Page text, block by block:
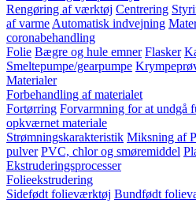
Rengøring af værktøj Centrering
af varme Automatisk indvejning
coronabehandling
Folie Bægre og hule emner Flasker
Smeltepumpe/gearpumpe
Materialer
Forbehandling af materialet
Fortørring Forvarmning for at undgå
opkværnet materiale
Strømningskarakteristik Miksning af
pulver PVC, chlor og smøremiddel
Ekstruderingsprocesser
Folieekstrudering
Sidefødt folieværktøj Bundfødt